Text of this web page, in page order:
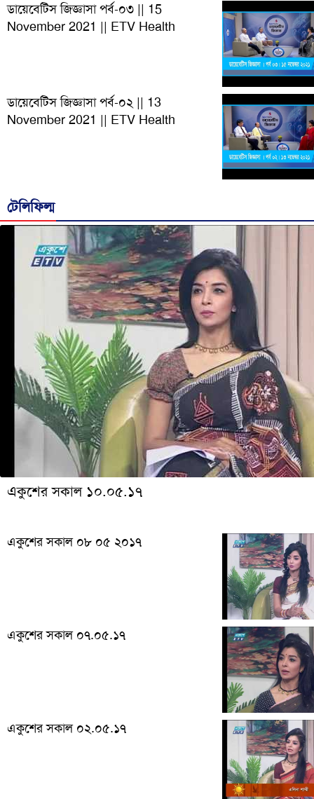
ডায়েবেটিস জিজ্ঞাসা পর্ব-০৩ || 15
November 2021 || ETV Health
ডায়েবেটিস জিজ্ঞাসা পর্ব-০২ || 13
November 2021 || ETV Health
টেলিফিল্ম
একুশের সকাল ১০.০৫.১৭
একুশের সকাল ০৮ ০৫ ২০১৭
একুশের সকাল ০৭.০৫.১৭
একুশের সকাল ০২.০৫.১৭